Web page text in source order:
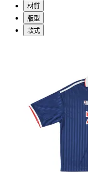
材質
版型
款式